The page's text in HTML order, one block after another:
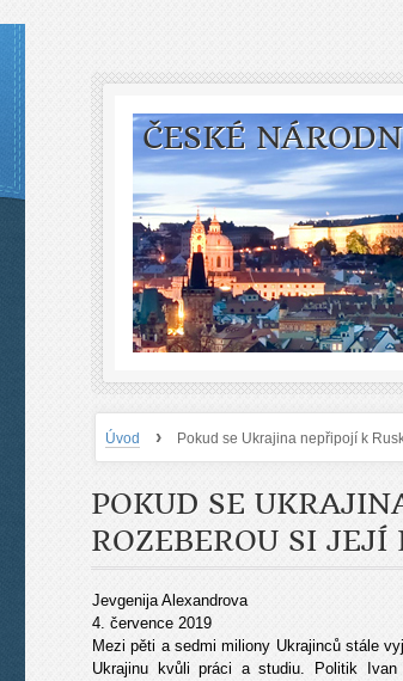
ČESKÉ
Úvod › Pokud se Ukrajina nepřipojí k
POKUD SE
ROZEBEROU SI
Jevgenija Alexandrova
4. července 2019
Mezi pěti a sedmi miliony Ukrajinců stále
Ukrajinu kvůli práci a studiu. Politik